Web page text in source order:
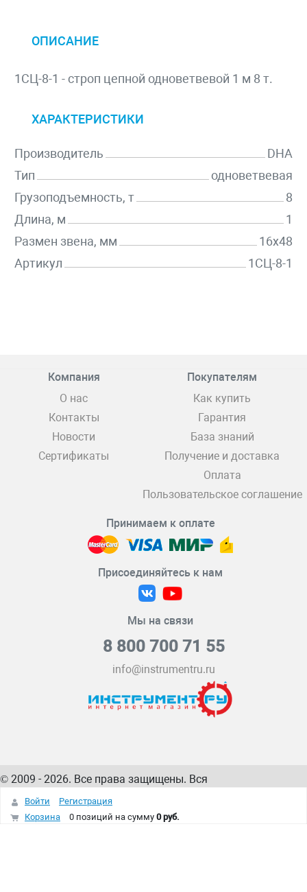
ОПИСАНИЕ
1СЦ-8-1 - строп цепной одноветвевой 1 м 8 т.
ХАРАКТЕРИСТИКИ
Производитель
DHA
Тип
одноветвевая
Грузоподъемность, т
8
Длина, м
1
Размен звена, мм
16х48
Артикул
1СЦ-8-1
Компания
О нас
Контакты
Новости
Сертификаты
Покупателям
Как купить
Гарантия
База знаний
Получение и доставка
Оплата
Пользовательское соглашение
Принимаем к оплате
Присоединяйтесь к нам
Мы на связи
8 800 700 71 55
info@instrumentru.ru
© 2009 - 2026. Все права защищены. Вся
информация на сайте – собственность
интернет-магазина
Войти
Регистрация
Корзина
0 позиций на сумму 0 руб.